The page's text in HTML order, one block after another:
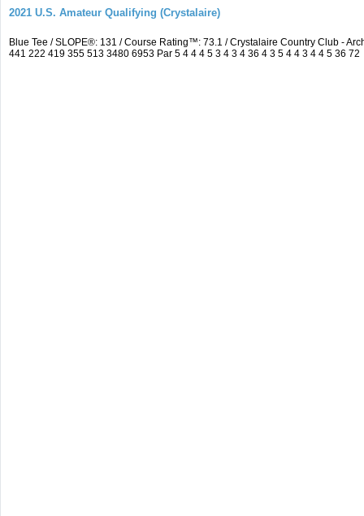
2021 U.S. Amateur Qualifying (Crystalaire)
Blue Tee / SLOPE®: 131 / Course Rating™: 73.1 / Crystalaire Country Club -
441 222 419 355 513 3480 6953 Par 5 4 4 4 5 3 4 3 4 36 4 3 5 4 4 3 4 4 5 36 72